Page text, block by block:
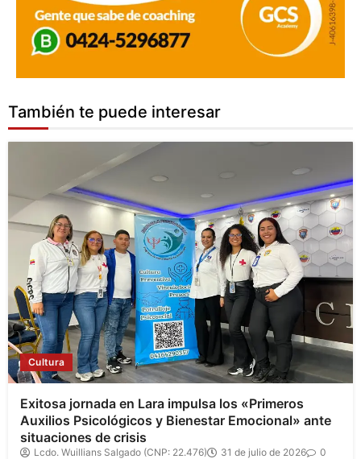
También te puede interesar
Cultura
Exitosa jornada en Lara impulsa los «Primeros
Auxilios Psicológicos y Bienestar Emocional» ante
situaciones de crisis
Lcdo. Wuillians Salgado (CNP: 22.476) 31 de julio de 2026 0